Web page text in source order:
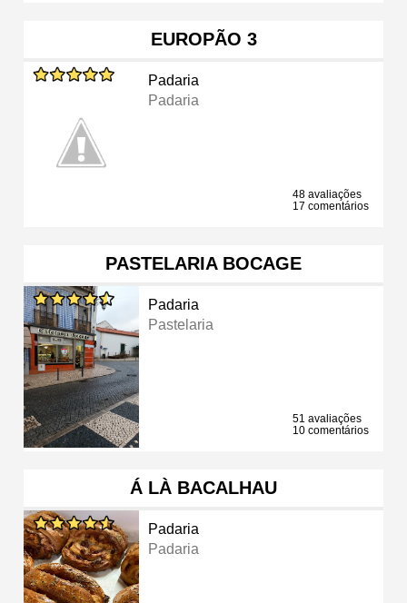
EUROPÃO 3
Padaria
Padaria
48 avaliações
17 comentários
PASTELARIA BOCAGE
Padaria
Pastelaria
51 avaliações
10 comentários
Á LÀ BACALHAU
Padaria
Padaria